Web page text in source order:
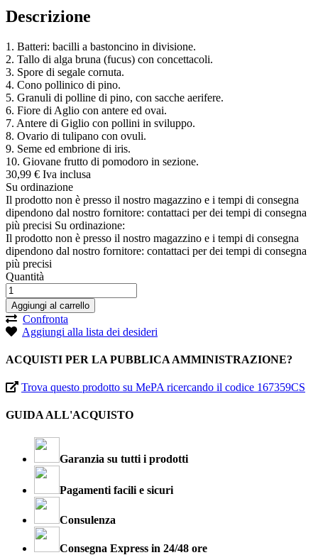
Descrizione
1. Batteri: bacilli a bastoncino in divisione.
2. Tallo di alga bruna (fucus) con concettacoli.
3. Spore di segale cornuta.
4. Cono pollinico di pino.
5. Granuli di polline di pino, con sacche aerifere.
6. Fiore di Aglio con antere ed ovai.
7. Antere di Giglio con pollini in sviluppo.
8. Ovario di tulipano con ovuli.
9. Seme ed embrione di iris.
10. Giovane frutto di pomodoro in sezione.
30,99 € Iva inclusa
Su ordinazione
Il prodotto non è presso il nostro magazzino e i tempi di consegna
dipendono dal nostro fornitore: contattaci per dei tempi di consegna
più precisi Su ordinazione:
Il prodotto non è presso il nostro magazzino e i tempi di consegna
dipendono dal nostro fornitore: contattaci per dei tempi di consegna
più precisi
Quantità
Aggiungi al carrello
Confronta
Aggiungi alla lista dei desideri
ACQUISTI PER LA PUBBLICA AMMINISTRAZIONE?
Trova questo prodotto su MePA ricercando il codice 167359CS
GUIDA ALL'ACQUISTO
Garanzia su tutti i prodotti
Pagamenti facili e sicuri
Consulenza
Consegna Express in 24/48 ore